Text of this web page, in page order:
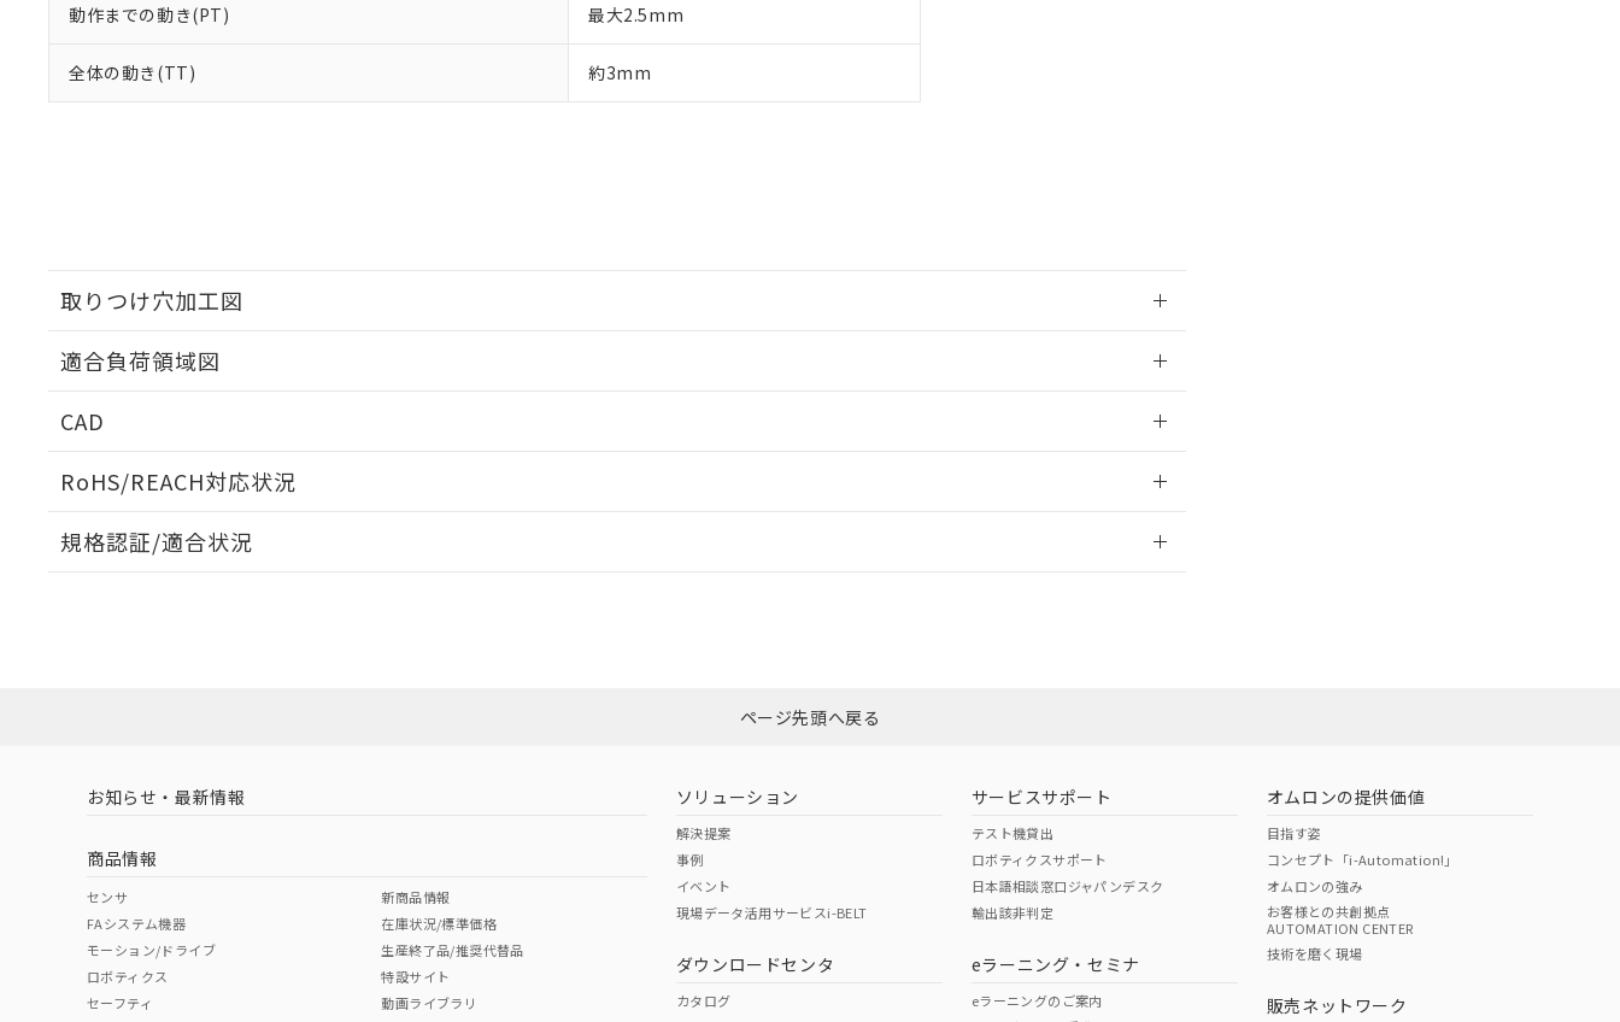
動作までの動き(PT) 最大2.5mm
全体の動き(TT) 約3mm
取りつけ穴加工図
適合負荷領域図
CAD
RoHS/REACH対応状況
EU RoHS 注意事項・凡例
ダウンロードはこちら
中国 RoHS 注意事項・凡例
中国 RoHS表
Pb Hg Cr(VI)
規格認証/適合状況
（イギリス
（ノルウェー
（日本
（アメリカ
この製品の規格認証/適合状況ページへ
その他の認証はこちらのページからご検索ください
ページ先頭へ戻る
お知らせ・最新情報
商品情報
センサ
FAシステム機器
モーション/ドライブ
ロボティクス
セーフティ
新商品情報
在庫状況/標準価格
生産終了品/推奨代替品
特設サイト
動画ライブラリ
ソリューション
解決提案
事例
イベント
現場データ活用サービスi-BELT
ダウンロードセンタ
カタログ
サービスサポート
テスト機貸出
ロボティクスサポート
日本語相談窓口ジャパンデスク
輸出該非判定
eラーニング・セミナ
eラーニングのご案内
オムロンの提供価値
目指す姿
コンセプト「i-Automation!」
オムロンの強み
お客様との共創拠点
AUTOMATION CENTER
技術を磨く現場
販売ネットワーク